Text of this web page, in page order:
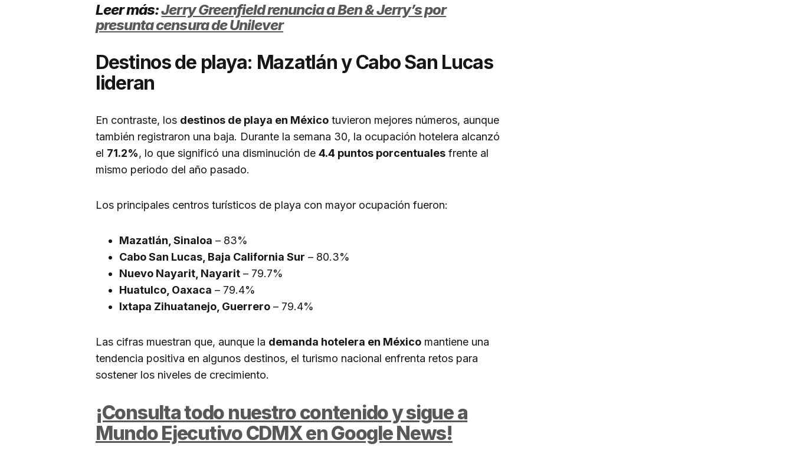
Leer más:Jerry Greenfield renuncia a Ben & Jerry’s por
presunta censura de Unilever
Destinos de playa: Mazatlán y Cabo San Lucas
lideran
En contraste, los destinos de playa en México tuvieron mejores números, aunque
también registraron una baja. Durante la semana 30, la ocupación hotelera alcanzó
el 71.2%, lo que significó una disminución de 4.4 puntos porcentuales frente al
mismo periodo del año pasado.
Los principales centros turísticos de playa con mayor ocupación fueron:
Mazatlán, Sinaloa – 83%
Cabo San Lucas, Baja California Sur – 80.3%
Nuevo Nayarit, Nayarit – 79.7%
Huatulco, Oaxaca – 79.4%
Ixtapa Zihuatanejo, Guerrero – 79.4%
Las cifras muestran que, aunque la demanda hotelera en México mantiene una
tendencia positiva en algunos destinos, el turismo nacional enfrenta retos para
sostener los niveles de crecimiento.
¡Consulta todo nuestro contenido y sigue a
Mundo Ejecutivo CDMX en Google News!